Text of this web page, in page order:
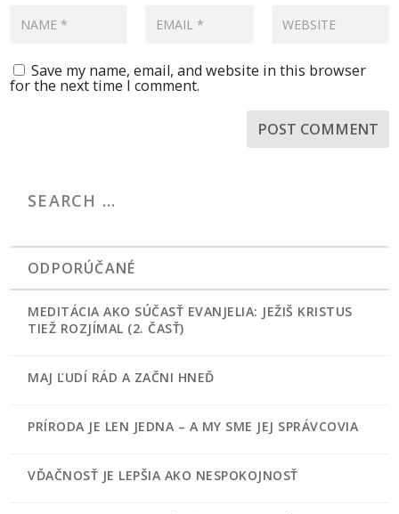
Save my name, email, and website in this browser
for the next time I comment.
ODPORÚČANÉ
MEDITÁCIA AKO SÚČASŤ EVANJELIA: JEŽIŠ KRISTUS
TIEŽ ROZJÍMAL (2. ČASŤ)
MAJ ĽUDÍ RÁD A ZAČNI HNEĎ
PRÍRODA JE LEN JEDNA – A MY SME JEJ SPRÁVCOVIA
VĎAČNOSŤ JE LEPŠIA AKO NESPOKOJNOSŤ